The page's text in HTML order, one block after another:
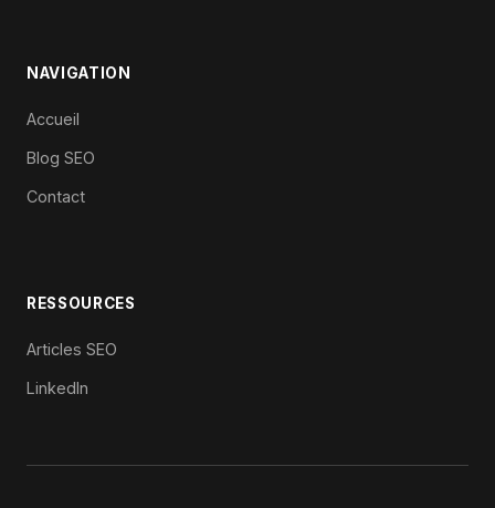
NAVIGATION
Accueil
Blog SEO
Contact
RESSOURCES
Articles SEO
LinkedIn